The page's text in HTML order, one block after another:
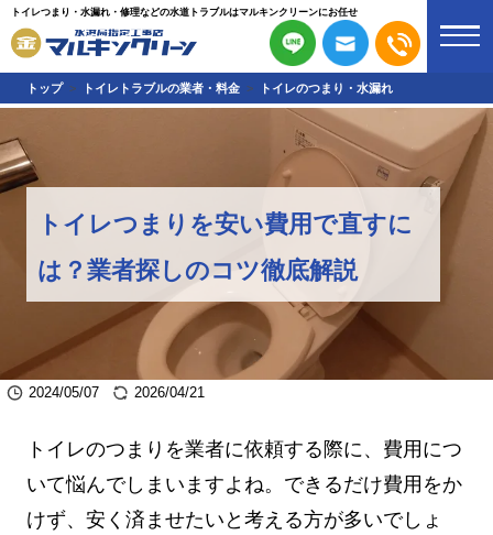
トイレつまり・水漏れ・修理などの水道トラブルはマルキンクリーンにお任せ
トップ トイレトラブルの業者・料金 トイレのつまり・水漏れ
トイレつまりを安い費用で直すに
は？業者探しのコツ徹底解説
2024/05/07 2026/04/21
トイレのつまりを業者に依頼する際に、費用につ
いて悩んでしまいますよね。できるだけ費用をか
けず、安く済ませたいと考える方が多いでしょ